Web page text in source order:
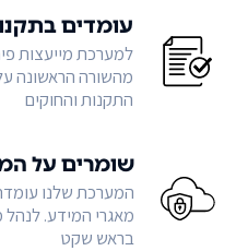
עומדים
למערכת מייעצות
מהשורה הראשונה
התקנות והחוקים
שומרים על
המערכת שלנו
מאגרי המידע. לנהל
בראש שקט